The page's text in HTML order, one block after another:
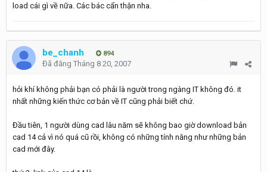
load cái gì về nữa. Các bác cẩn thận nha.
be_chanh 894
Đã đăng Tháng 8 20, 2007
hỏi khí không phải bạn có phải là người trong ngàng IT không đó. it
nhất những kiến thức cơ bản về IT cũng phải biết chứ.
Đầu tiên, 1 người dùng cad lâu năm sẽ không bao giờ download bản
cad 14 cả vì nó quá cũ rồi, không có những tính năng như những bản
cad mới đây.